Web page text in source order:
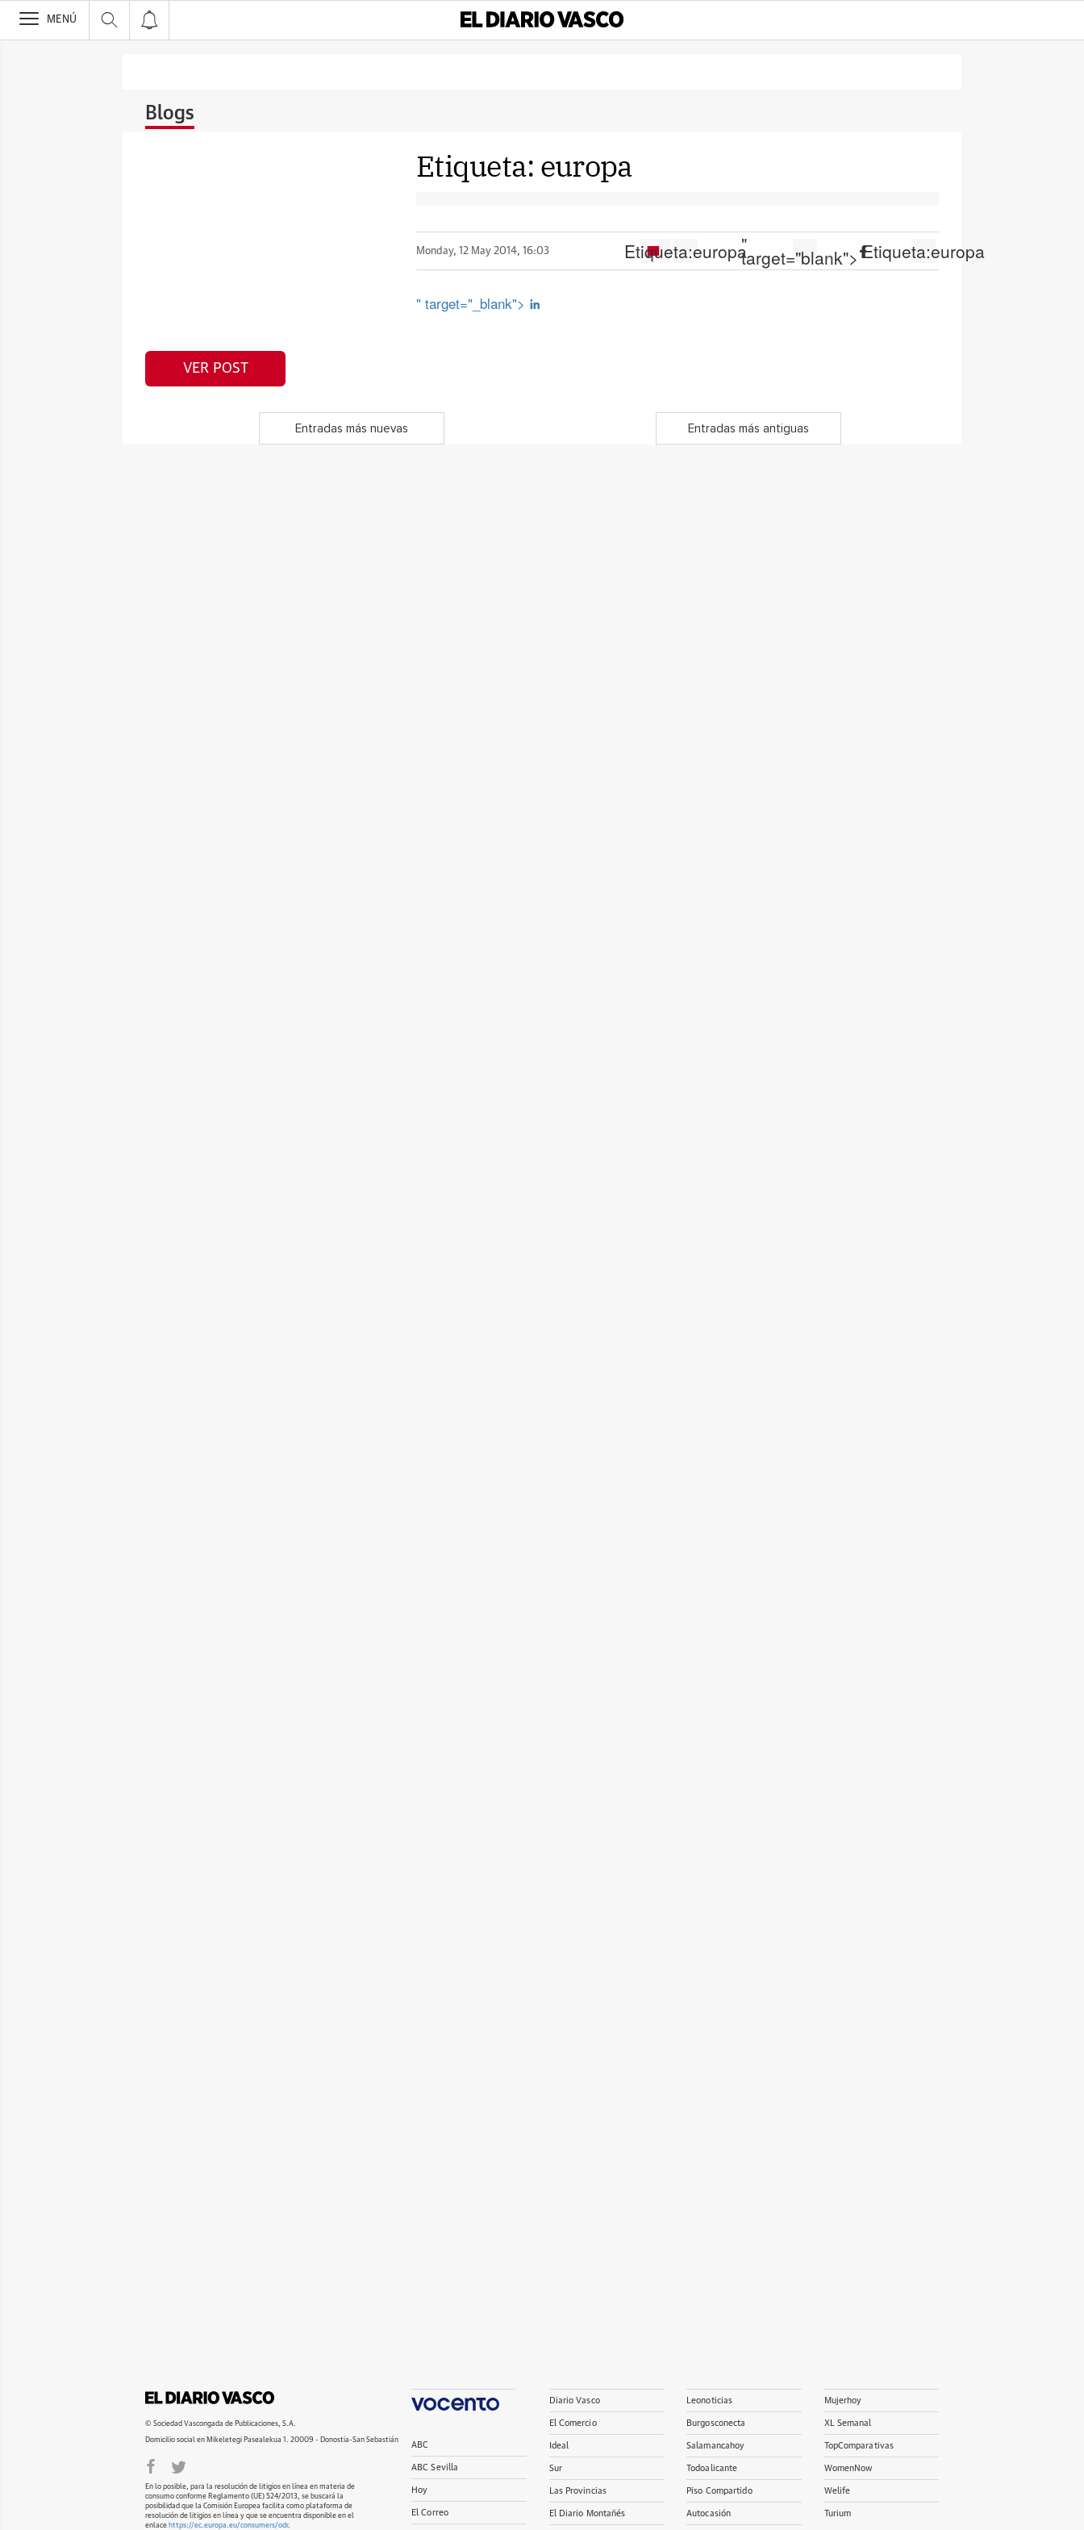
>
MENÚ
Blogs
Etiqueta: europa
Monday, 12 May 2014, 16:03 Etiqueta:europa
"
target="blank"> Etiqueta:europa
" target="_blank">
VER POST
Entradas más nuevas Entradas más antiguas
© Sociedad Vascongada de Publicaciones, S.A.
Domicilio social en Mikeletegi Pasealekua 1. 20009 - Donostia-San Sebastián
En lo posible, para la resolución de litigios en línea en materia de
consumo conforme Reglamento (UE) 524/2013, se buscará la
posibilidad que la Comisión Europea facilita como plataforma de
resolución de litigios en línea y que se encuentra disponible en el
enlace https://ec.europa.eu/consumers/odr.
ABC
ABC Sevilla
Hoy
El Correo
Diario Vasco
El Comercio
Ideal
Sur
Las Provincias
El Diario Montañés
Leonoticias
Burgosconecta
Salamancahoy
Todoalicante
Piso Compartido
Autocasión
Mujerhoy
XL Semanal
TopComparativas
WomenNow
Welife
Turium